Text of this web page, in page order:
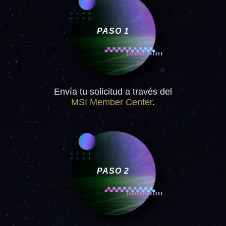
PASO 1
Envía tu solicitud a través del
MSI Member Center.
PASO 2